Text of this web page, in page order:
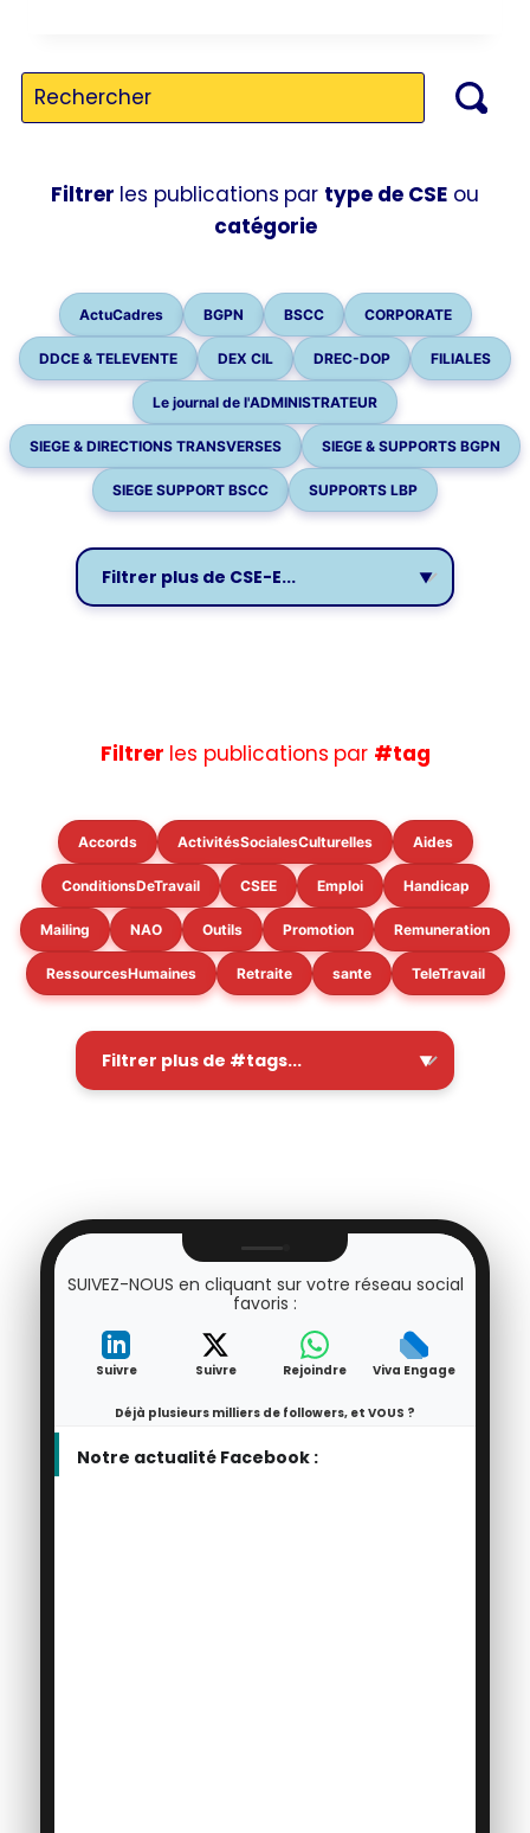
COUP
Filtrer les publications par type de CSE ou
catégorie
ActuCadres BGPN BSCC CORPORATE
DDCE & TELEVENTE DEX CIL DREC-DOP FILIALES
Le journal de l'ADMINISTRATEUR
SIEGE & DIRECTIONS TRANSVERSES SIEGE & SUPPORTS BGPN
SIEGE SUPPORT BSCC SUPPORTS LBP
Filtrer les publications par #tag
Accords ActivitésSocialesCulturelles Aides
ConditionsDeTravail CSEE Emploi Handicap
Mailing NAO Outils Promotion Remuneration
RessourcesHumaines Retraite sante TeleTravail
SUIVEZ-NOUS en cliquant sur votre réseau social
favoris :
Suivre Suivre Rejoindre Viva Engage
Déjà plusieurs milliers de followers, et VOUS ?
Notre actualité Facebook :